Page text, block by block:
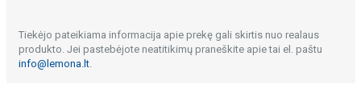
Tiekėjo pateikiama informacija apie prekę gali skirtis nuo realaus
produkto. Jei pastebėjote neatitikimų praneškite apie tai el. paštu
info@lemona.lt.